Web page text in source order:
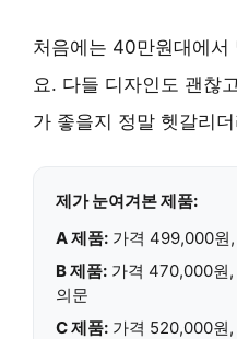
처음에는 40만원대에서
요. 다들 디자인도 괜찮
가 좋을지 정말 헷갈리
제가 눈여겨본 제품:
A 제품: 가격 499,000원
B 제품: 가격 470,000원,
의문
C 제품: 가격 520,000원